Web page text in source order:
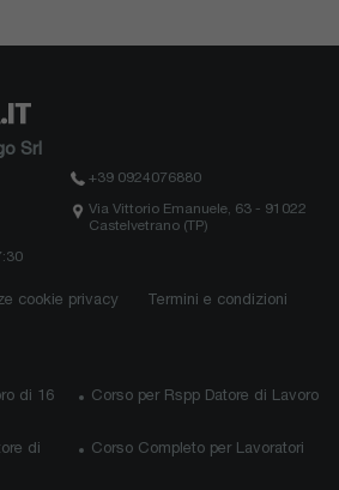
Srl
+39 0924076880
Via Vittorio Emanuele, 63 - 91022
Castelvetrano (TP)
cookie privacy
Termini e condizioni
di 16
Corso per Rspp Datore di Lavoro
di
Corso Completo per Lavoratori